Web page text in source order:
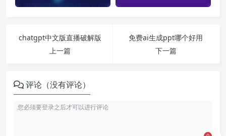
chatgpt中文版直播破解版
上一篇
免费ai生成ppt哪个好用
下一篇
评论（没有评论）